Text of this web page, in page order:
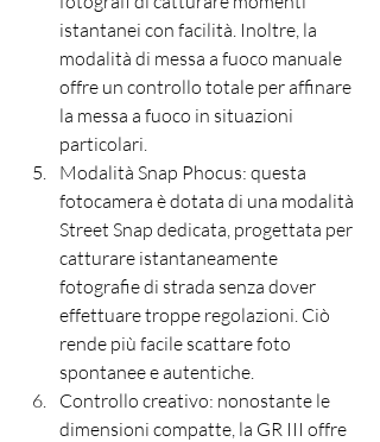
istantanei con facilità. Inoltre, la
modalità di messa a fuoco manuale
offre un controllo totale per affinare
la messa a fuoco in situazioni
particolari.
Modalità Snap Phocus: questa
fotocamera è dotata di una modalità
Street Snap dedicata, progettata per
catturare istantaneamente
fotografie di strada senza dover
effettuare troppe regolazioni. Ciò
rende più facile scattare foto
spontanee e autentiche.
Controllo creativo: nonostante le
dimensioni compatte, la GR III offre